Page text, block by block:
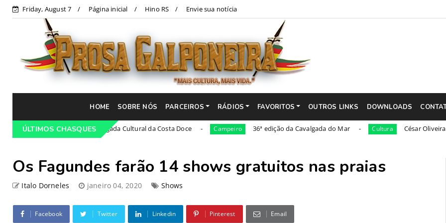
Friday, August 7 Página inicial Hino RS Envie sua notícia
HOME SOBRE NÓS PARCEIROS RÁDIOS FAVORITOS OUTROS LINKS DOWNLOADS
ÚLTIMOS CHASQUES
Campeiro 21ª Cavalgada Cultural da Costa Doce Campeiro 36ª edição da Cavalgada do Mar Cultura César Oliveira será
Os Fagundes farão 14 shows gratuitos nas praias
Italo Dorneles janeiro 04, 2020 Shows
Facebook Twitter Linkedin Pinterest Email